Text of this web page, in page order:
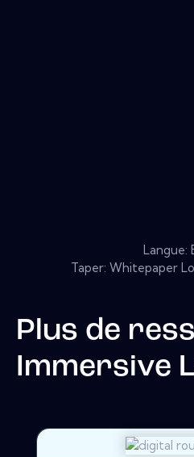
Langue:
Taper: Whitepaper
Plus de
Immersive